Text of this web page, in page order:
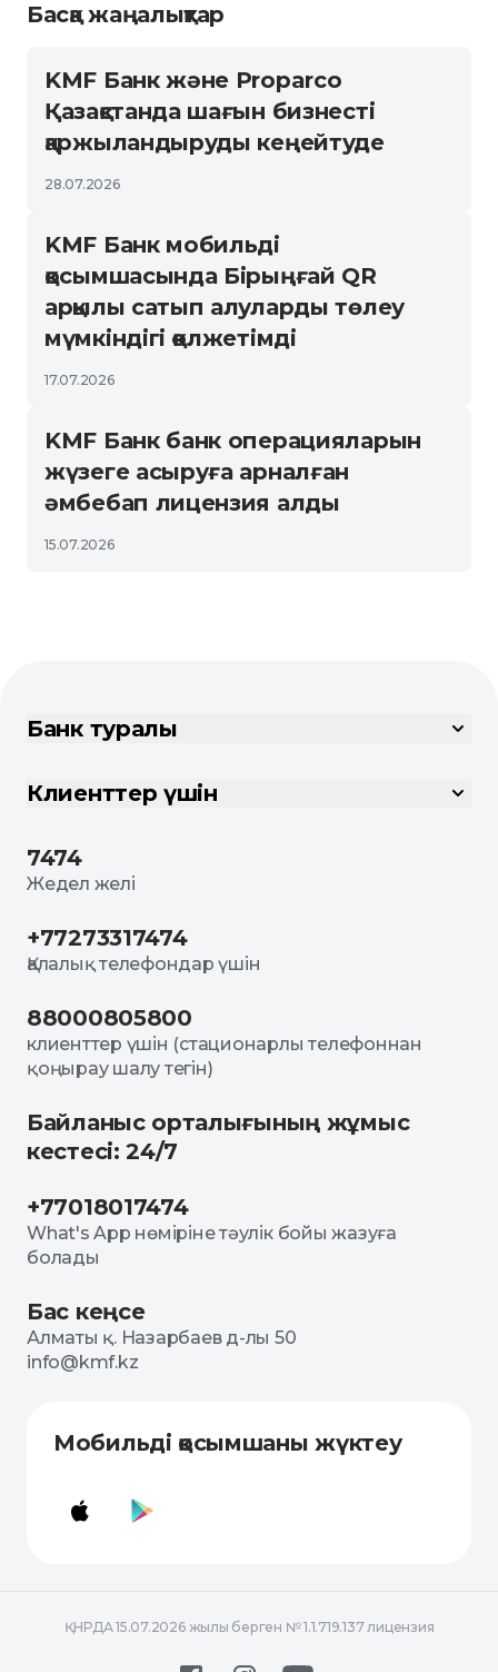
Басқа жаңалықтар
KMF Банк және Proparco
Қазақстанда шағын бизнесті
қаржыландыруды кеңейтуде
28.07.2026
KMF Банк мобильді
қосымшасында Бірыңғай QR
арқылы сатып алуларды төлеу
мүмкіндігі қолжетімді
17.07.2026
KMF Банк банк операцияларын
жүзеге асыруға арналған
әмбебап лицензия алды
15.07.2026
Банк туралы
Клиенттер үшін
7474
Жедел желі
+77273317474
Қалалық телефондар үшін
88000805800
клиенттер үшін (стационарлы телефоннан
қоңырау шалу тегін)
Байланыс орталығының жұмыс
кестесі: 24/7
+77018017474
What's App нөміріне тәулік бойы жазуға
болады
Бас кеңсе
Алматы қ. Назарбаев д-лы 50
info@kmf.kz
Мобильді қосымшаны жүктеу
ҚНРДА 15.07.2026 жылы берген № 1.1.719.137 лицензия